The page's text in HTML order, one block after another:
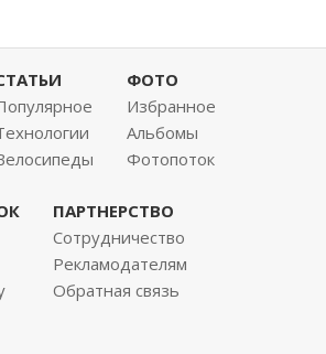
ФОТО
Избранное
Альбомы
Фотопоток
ПАРТНЕРСТВО
Сотрудничество
Рекламодателям
Обратная связь